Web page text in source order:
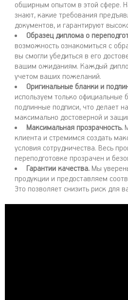
обширным опытом в этой сфере.
знают, какие требования
документов, и гарантируют
Образец диплома о
возможность ознакомиться с
вы смогли убедиться в его
вашим ожиданиям. Каждый
учетом ваших пожеланий.
Оригинальные бланки и
используем только официальные
подлинные подписи, что делает
максимально достоверной и
Максимальная прозрачность.
клиента и стремимся создать
условия сотрудничества. Весь
переподготовке прозрачен и
Гарантии качества. Мы
продукции и предоставляем
Это позволяет снизить риск для